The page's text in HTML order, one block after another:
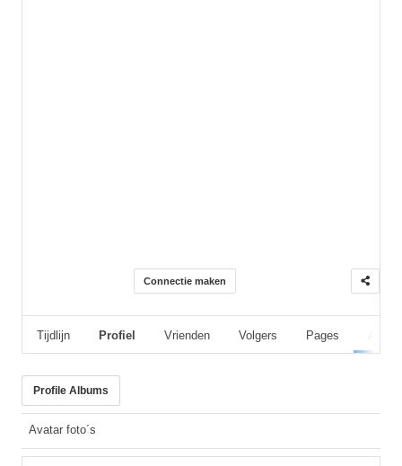
Connectie maken
Tijdlijn Profiel Vrienden Volgers Pages
Profile Albums
Avatar foto´s